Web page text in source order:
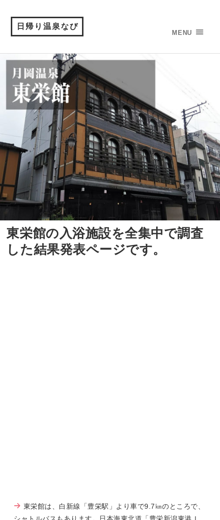
日帰り温泉なび
MENU
東栄館の入浴施設を全集中で調査
した結果発表ページです。
東栄館は、白新線「豊栄駅」より車で9.7㎞のところで、
シャトルバスもあります。日本海東北道「豊栄新潟東港Ｉ